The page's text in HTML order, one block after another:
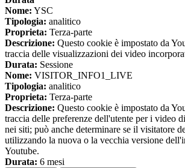
Nome: YSC
Tipologia: analitico
Proprieta: Terza-parte
Descrizione: Questo cookie è impostato da
traccia delle visualizzazioni dei video
Durata: Sessione
Nome: VISITOR_INFO1_LIVE
Tipologia: analitico
Proprieta: Terza-parte
Descrizione: Questo cookie è impostato da
traccia delle preferenze dell'utente per i video
nei siti; può anche determinare se il visitatore
utilizzando la nuova o la vecchia versione
Youtube.
Durata: 6 mesi